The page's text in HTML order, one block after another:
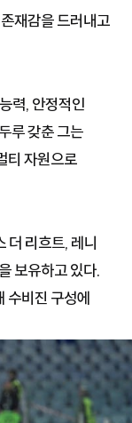
재감을 드러내고
력, 안정적인
루 갖춘 그는
티 자원으로
더 리흐트, 레니
보유하고 있다.
수비진 구성에